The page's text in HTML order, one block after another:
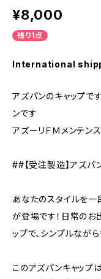
¥8,000
残り1点
International
アズパンのキャップで
ンです
アズーリＦＭメンテン
##【受注製造】アズ
あなたのスタイルを一
が登場です！日常のお
ップで、シンプルなが
このアズパンキャップ